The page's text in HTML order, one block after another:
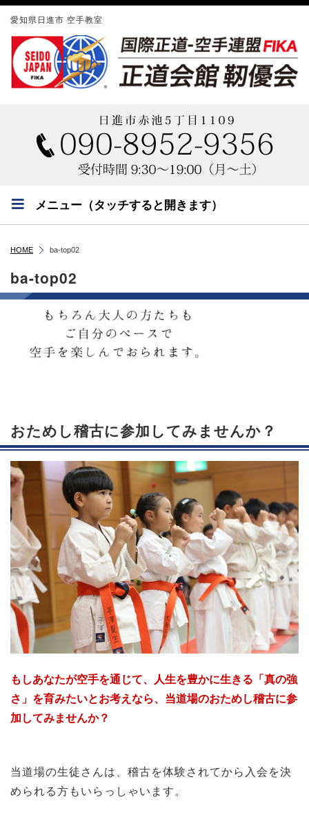
愛知県日進市 空手教室
メニュー（タッチすると開きます）
HOME ba-top02
ba-top02
おためし稽古に参加してみませんか？
もしあなたが空手を通じて、人生を豊かに生きる「真の強
さ」を育みたいとお考えなら、当道場のおためし稽古に参
加してみませんか？
当道場の生徒さんは、稽古を体験されてから入会を決
められる方もいらっしゃいます。